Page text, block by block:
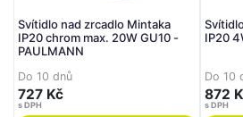
Svítidlo nad zrcadlo Mintaka
IP20 chrom max. 20W GU10 -
PAULMANN
Do 10 dnů
727 Kč
s DPH
IP20
Do 10
872
s DPH